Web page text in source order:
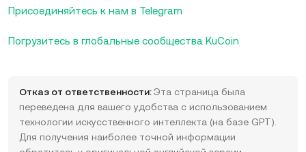
Присоединяйтесь к нам в Telegram
Погрузитесь в глобальные сообщества KuCoin
Отказ от ответственности:Эта страница была
переведена для вашего удобства с использованием
технологии искусственного интеллекта (на базе GPT).
Для получения наиболее точной информации